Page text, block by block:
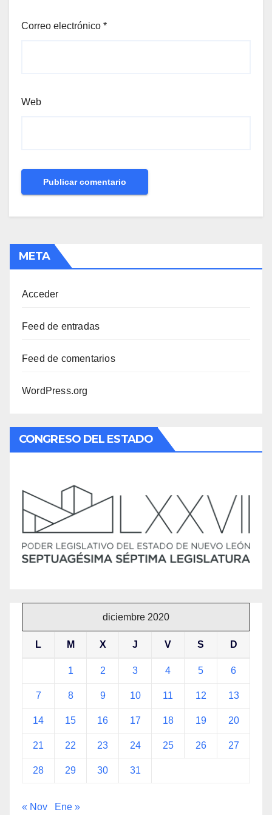
Correo electrónico *
Web
META
Acceder
Feed de entradas
Feed de comentarios
WordPress.org
CONGRESO DEL ESTADO
diciembre 2020
L M X J V S D
1 2 3 4 5 6
7 8 9 10 11 12 13
14 15 16 17 18 19 20
21 22 23 24 25 26 27
28 29 30 31
« Nov Ene »